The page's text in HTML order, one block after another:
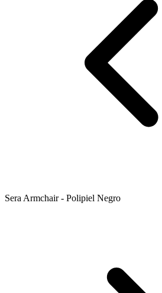
Sera Armchair - Polipiel Negro